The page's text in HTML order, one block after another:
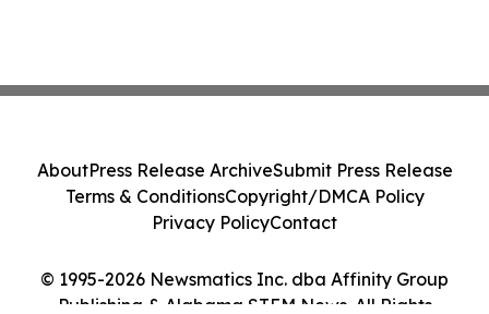
© 1995-2026 Newsmatics Inc. dba Affinity Group
Publishing & Alabama STEM News. All Rights
AboutPress Release ArchiveSubmit Press Release
Terms & ConditionsCopyright/DMCA Policy
Privacy PolicyContact